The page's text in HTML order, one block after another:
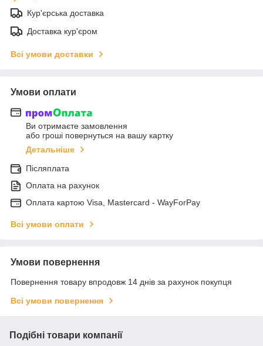
Кур'єрська доставка
Доставка кур'єром
Всі умови доставки
Умови оплати
Ви отримаєте замовлення
або гроші повернуться на вашу картку
Детальніше
Післяплата
Оплата на рахунок
Оплата картою Visa, Mastercard - WayForPay
Всі умови оплати
Умови повернення
Повернення товару впродовж 14 днів за рахунок покупця
Всі умови повернення
Подібні товари компанії